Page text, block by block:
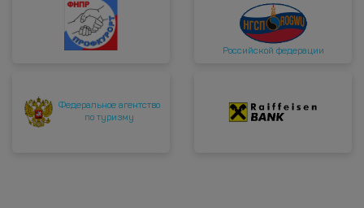
Российской федерации
Федеральное агентство
по туризму